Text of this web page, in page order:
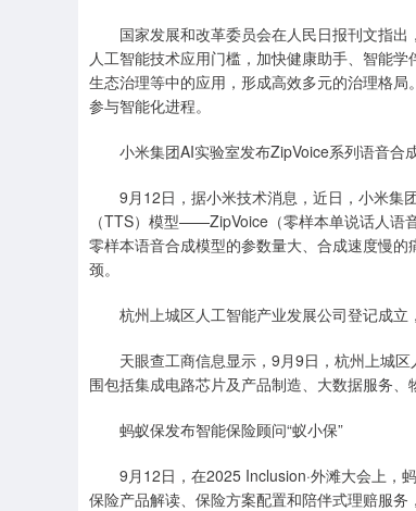
国家发展和改革委员会在人民日报刊文指出
人工智能技术应用门槛，加快健康助手、智能
生态治理等中的应用，形成高效多元的治理格
参与智能化进程。
小米集团AI实验室发布ZipVoice系列语音合
9月12日，据小米技术消息，近日，小米集
（TTS）模型——ZipVoice（零样本单说话人语
零样本语音合成模型的参数量大、合成速度慢
颈。
杭州上城区人工智能产业发展公司登记成立
天眼查工商信息显示，9月9日，杭州上城区
围包括集成电路芯片及产品制造、大数据服务
蚂蚁保发布智能保险顾问“蚁小保”
9月12日，在2025 Inclusion·外滩大会上，蚂
保险产品解读、保险方案配置和陪伴式理赔服